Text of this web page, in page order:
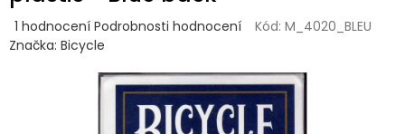
Průměrné
hodnocení
1 hodnocení Podrobnosti hodnocení Kód: M_4020_BLEU
Značka: Bicycle